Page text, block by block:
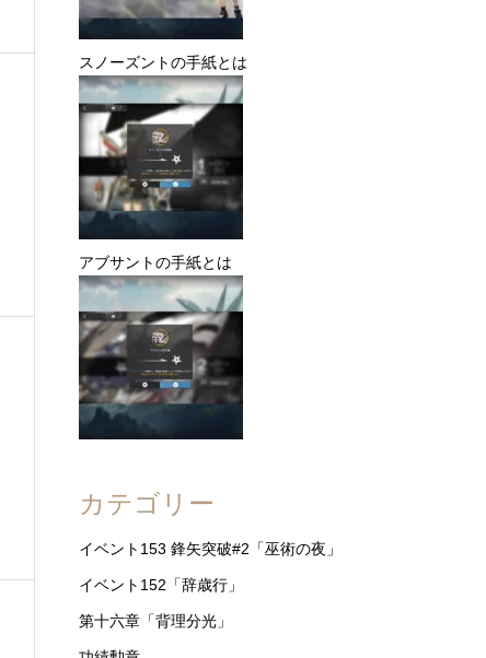
スノーズントの手紙とは
アブサントの手紙とは
カテゴリー
イベント153 鋒矢突破#2「巫術の夜」
イベント152「辞歳行」
第十六章「背理分光」